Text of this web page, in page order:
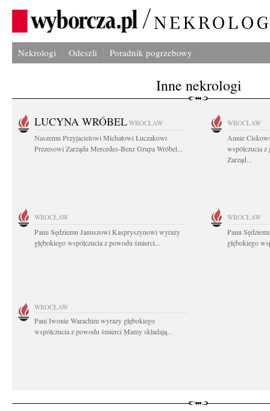
Nekrologi Odeszli Poradnik pogrzebowy
Inne nekrologi
LUCYNA WRÓBEL WROCŁAW
Naszemu Przyjacielowi Michałowi Łuczakowi
Prezesowi Zarządu Mercedes-Benz Grupa Wróbel...
WROCŁAW
Annie
współczucia
Zarząd...
WROCŁAW
Panu Sędziemu Januszowi Kaspryszynowi wyrazy
głębokiego współczucia z powodu śmierci...
WROCŁAW
Panu
głębokiego
WROCŁAW
Pani Iwonie Warachim wyrazy głębokiego
współczucia z powodu śmierci Mamy składają...